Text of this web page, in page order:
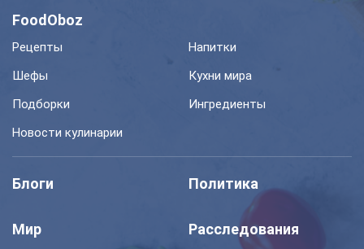
FoodOboz
Рецепты
Напитки
Шефы
Кухни мира
Подборки
Ингредиенты
Новости кулинарии
Блоги Политика
Мир Расследования